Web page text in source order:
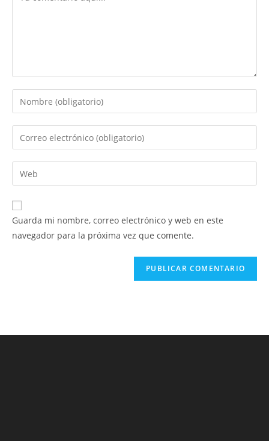
Introduce
tu
nombre
de
usuario
para
comentar
Introduce
tu
dirección
de
electrónico
para
comentar
Introduce
la
URL
de
Guarda mi nombre, correo electrónico y web en este
navegador para la próxima vez que comente.